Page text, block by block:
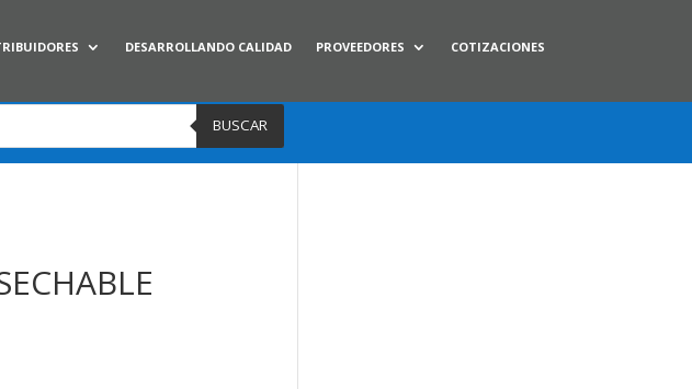
DESARROLLANDO CALIDAD PROVEEDORES COTIZACIONES
BUSCAR